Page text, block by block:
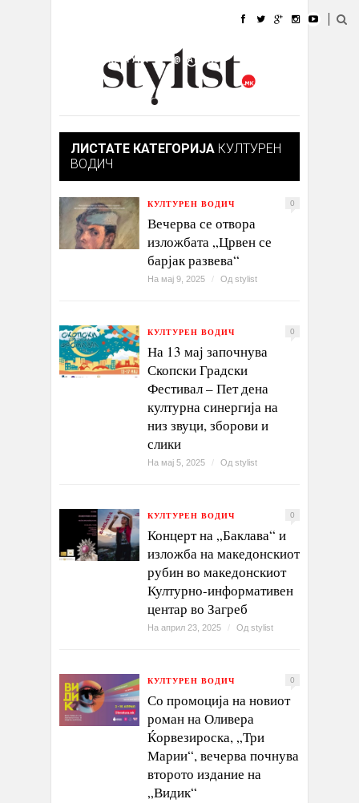
УБАВИНА
КУЛТУРА @РАБОТА
ИЗЛОГ
ЛИСТАТЕ КАТЕГОРИЈА КУЛТУРЕН
ВОДИЧ
КУЛТУРЕН ВОДИЧ 0
Вечерва се отвора
изложбата „Црвен се
барјак развева“
На мај 9, 2025 / Од stylist
КУЛТУРЕН ВОДИЧ 0
На 13 мај започнува
Скопски Градски
Фестивал – Пет дена
културна синергија на
низ звуци, зборови и
слики
На мај 5, 2025 / Од stylist
КУЛТУРЕН ВОДИЧ 0
Концерт на „Баклава“ и
изложба на македонскиот
рубин во македонскиот
Културно-информативен
центар во Загреб
На април 23, 2025 / Од stylist
КУЛТУРЕН ВОДИЧ 0
Со промоција на новиот
роман на Оливера
Ќорвезироска, „Три
Марии“, вечерва почнува
второто издание на
„Видик“